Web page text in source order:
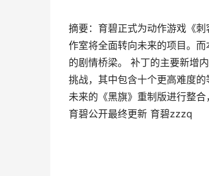
摘要：育碧正式为动作游戏《刺
作室将全面转向未来的项目。
的剧情桥梁。 补丁的主要新增
挑战，其中包含十个更高难度
未来的《黑旗》重制版进行整
育碧公开最终更新 育碧zzzq